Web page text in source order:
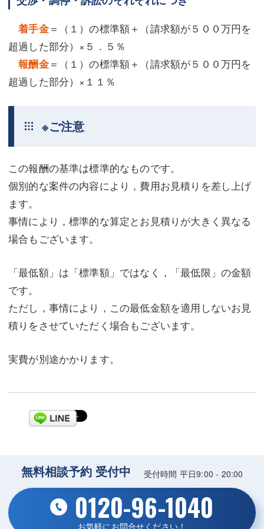
着手金＝（１）の標準額＋（請求額が５００万円を
超過した部分）×５．５％
報酬金＝（１）の標準額＋（請求額が５００万円を
超過した部分）×１１％
※ご注意
この報酬の基準は標準的なものです。
個別的な案件の内容により，費用お見積りを差し上げ
ます。
事情により，標準的な算定とお見積りが大きく異なる
場合もございます。
「最低額」は「標準額」ではなく，「最低限」の金額
です。
ただし，事情により，この最低金額を適用しないお見
積りをさせていただく場合もございます。
実費が別途かかります。
無料相談予約 受付中 受付時間 平日9:00 - 20:00
0120-96-1040
お気軽にお問合せください！